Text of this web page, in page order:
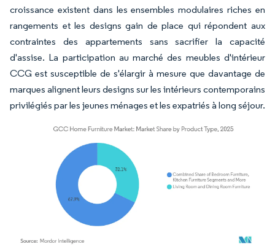
croissance existent dans les ensembles modulaires riches en
rangements et les designs gain de place qui répondent aux
contraintes des appartements sans sacrifier la capacité
d'assise. La participation au marché des meubles d'intérieur
CCG est susceptible de s'élargir à mesure que davantage de
marques alignent leurs designs sur les intérieurs contemporains
privilégiés par les jeunes ménages et les expatriés à long séjour.